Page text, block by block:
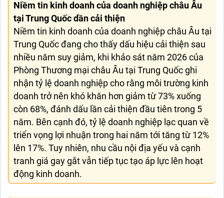
Niềm tin kinh doanh của doanh nghiệp châu Âu
tại Trung Quốc dần cải thiện
Niềm tin kinh doanh của doanh nghiệp châu Âu tại
Trung Quốc đang cho thấy dấu hiệu cải thiện sau
nhiều năm suy giảm, khi khảo sát năm 2026 của
Phòng Thương mại châu Âu tại Trung Quốc ghi
nhận tỷ lệ doanh nghiệp cho rằng môi trường kinh
doanh trở nên khó khăn hơn giảm từ 73% xuống
còn 68%, đánh dấu lần cải thiện đầu tiên trong 5
năm. Bên cạnh đó, tỷ lệ doanh nghiệp lạc quan về
triển vọng lợi nhuận trong hai năm tới tăng từ 12%
lên 17%. Tuy nhiên, nhu cầu nội địa yếu và cạnh
tranh giá gay gắt vẫn tiếp tục tạo áp lực lên hoạt
động kinh doanh.